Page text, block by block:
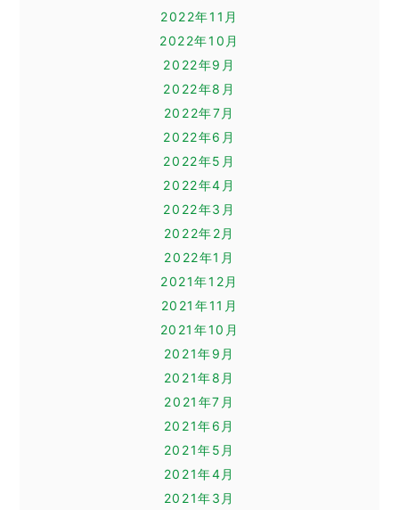
2022年11月
2022年10月
2022年9月
2022年8月
2022年7月
2022年6月
2022年5月
2022年4月
2022年3月
2022年2月
2022年1月
2021年12月
2021年11月
2021年10月
2021年9月
2021年8月
2021年7月
2021年6月
2021年5月
2021年4月
2021年3月